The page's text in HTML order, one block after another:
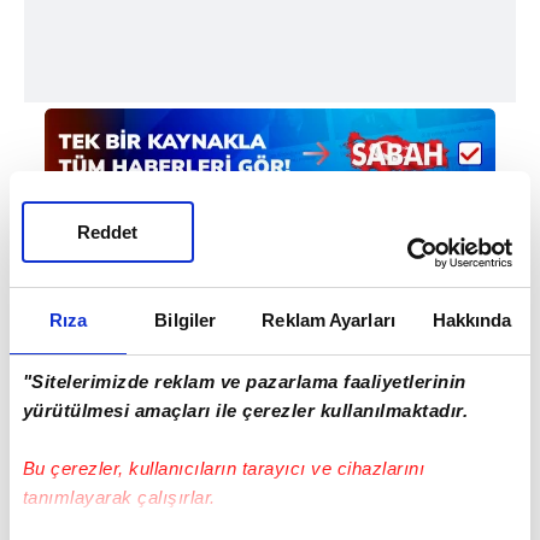
Rıza Bilgiler Reklam Ayarları Hakkında
"Sitelerimizde reklam ve pazarlama faaliyetlerinin
yürütülmesi amaçları ile çerezler kullanılmaktadır.
Bu çerezler, kullanıcıların tarayıcı ve cihazlarını
tanımlayarak çalışırlar.
Reddet
Mete Efendioğlu - Editör
#TRABZONSPOR #CHİBUİKE NWAİWU